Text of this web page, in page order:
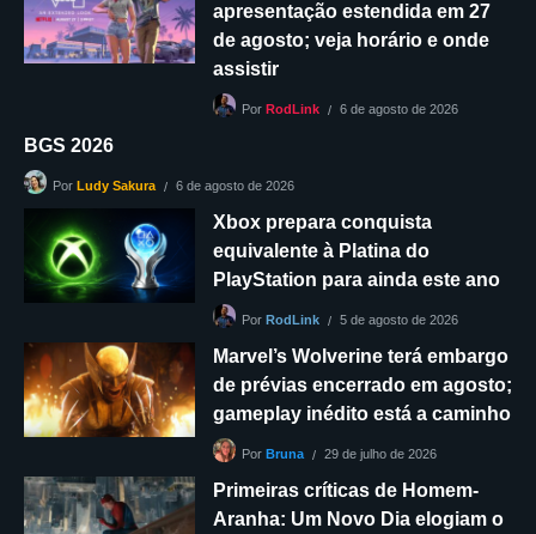
apresentação estendida em 27
de agosto; veja horário e onde
assistir
Por RodLink 6 de agosto de 2026
BGS 2026
Por Ludy Sakura 6 de agosto de 2026
Xbox prepara conquista
equivalente à Platina do
PlayStation para ainda este ano
Por RodLink 5 de agosto de 2026
Marvel’s Wolverine terá embargo
de prévias encerrado em agosto;
gameplay inédito está a caminho
Por Bruna 29 de julho de 2026
Primeiras críticas de Homem-
Aranha: Um Novo Dia elogiam o